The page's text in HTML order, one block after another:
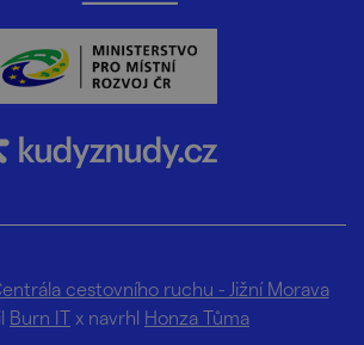
cestovního ruchu - Jižní Morava
Burn IT x navrhl Honza Tůma